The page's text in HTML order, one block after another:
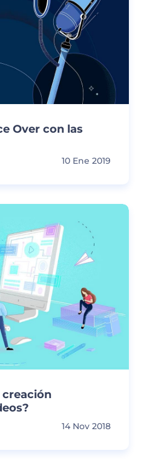
Over con las
10 Ene 2019
creación
14 Nov 2018